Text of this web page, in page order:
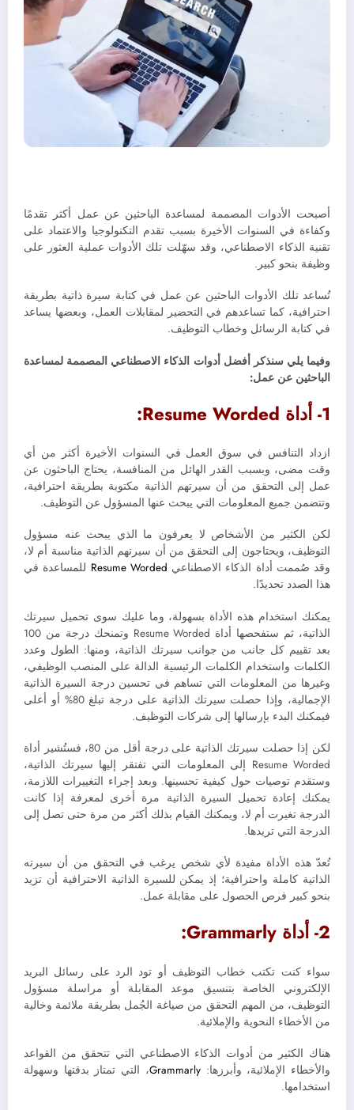
أصبحت الأدوات المصممة لمساعدة الباحثين عن عمل أكثر تقدمًا
وكفاءة في السنوات الأخيرة بسبب تقدم التكنولوجيا والاعتماد على
تقنية الذكاء الاصطناعي، وقد سهّلت تلك الأدوات عملية العثور على
وظيفة بنحو كبير.
تُساعد تلك الأدوات الباحثين عن عمل في كتابة سيرة ذاتية بطريقة
احترافية، كما تساعدهم في التحضير لمقابلات العمل، وبعضها يساعد
في كتابة الرسائل وخطاب التوظيف.
وفيما يلي سنذكر أفضل أدوات الذكاء الاصطناعي المصممة لمساعدة
الباحثين عن عمل:
1- أداة Resume Worded:
ازداد التنافس في سوق العمل في السنوات الأخيرة أكثر من أي
وقت مضى، وبسبب القدر الهائل من المنافسة، يحتاج الباحثون عن
عمل إلى التحقق من أن سيرتهم الذاتية مكتوبة بطريقة احترافية،
وتتضمن جميع المعلومات التي يبحث عنها المسؤول عن التوظيف.
لكن الكثير من الأشخاص لا يعرفون ما الذي يبحث عنه مسؤول
التوظيف، ويحتاجون إلى التحقق من أن سيرتهم الذاتية مناسبة أم لا،
وقد صُممت أداة الذكاء الاصطناعي Resume Worded للمساعدة في
هذا الصدد تحديدًا.
يمكنك استخدام هذه الأداة بسهولة، وما عليك سوى تحميل سيرتك
الذاتية، ثم ستفحصها أداة Resume Worded وتمنحك درجة من 100
بعد تقييم كل جانب من جوانب سيرتك الذاتية، ومنها: الطول وعدد
الكلمات واستخدام الكلمات الرئيسية الدالة على المنصب الوظيفي،
وغيرها من المعلومات التي تساهم في تحسين درجة السيرة الذاتية
الإجمالية، وإذا حصلت سيرتك الذاتية على درجة تبلغ 80% أو أعلى
فيمكنك البدء بإرسالها إلى شركات التوظيف.
لكن إذا حصلت سيرتك الذاتية على درجة أقل من 80، فستُشير أداة
Resume Worded إلى المعلومات التي تفتقر إليها سيرتك الذاتية،
وستقدم توصيات حول كيفية تحسينها. وبعد إجراء التغييرات اللازمة،
يمكنك إعادة تحميل السيرة الذاتية مرة أخرى لمعرفة إذا كانت
الدرجة تغيرت أم لا، ويمكنك القيام بذلك أكثر من مرة حتى تصل إلى
الدرجة التي تريدها.
تُعدّ هذه الأداة مفيدة لأي شخص يرغب في التحقق من أن سيرته
الذاتية كاملة واحترافية؛ إذ يمكن للسيرة الذاتية الاحترافية أن تزيد
بنحو كبير فرص الحصول على مقابلة عمل.
2- أداة Grammarly:
سواء كنت تكتب خطاب التوظيف أو تود الرد على رسائل البريد
الإلكتروني الخاصة بتنسيق موعد المقابلة أو مراسلة مسؤول
التوظيف، من المهم التحقق من صياغة الجُمل بطريقة ملائمة وخالية
من الأخطاء النحوية والإملائية.
هناك الكثير من أدوات الذكاء الاصطناعي التي تتحقق من القواعد
والأخطاء الإملائية، وأبرزها:Grammarly، التي تمتاز بدقتها وسهولة
استخدامها.